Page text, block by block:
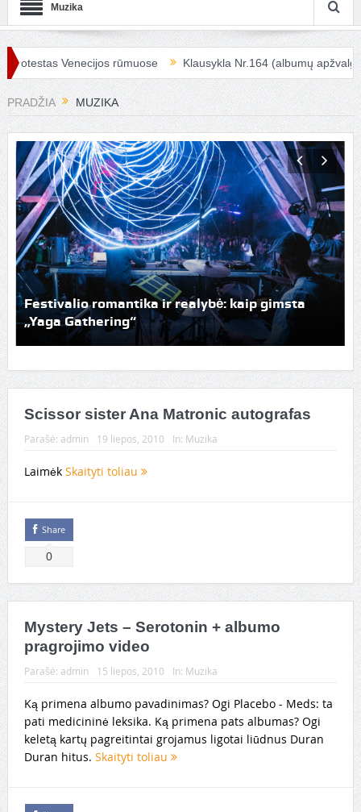
Muzika
Venecijos rūmuose Klausykla Nr.164 (albumų apžvalga)
PRADŽIA MUZIKA
Festivalio romantika ir realybė: kaip gimsta
„Yaga Gathering“
Scissor sister Ana Matronic autografas
Parašė: admin 19 liepos, 2010 In: Muzika
Laimėk Skaityti toliau
Share
0
Mystery Jets – Serotonin + albumo
pragrojimo video
Parašė: admin 15 liepos, 2010 In: Muzika
Ką primena albumo pavadinimas? Ogi Placebo - Meds: ta
pati medicininė leksika. Ką primena pats albumas? Ogi
keletą kartų pagreitintai grojamus ligotai liūdnus Duran
Duran hitus. Skaityti toliau